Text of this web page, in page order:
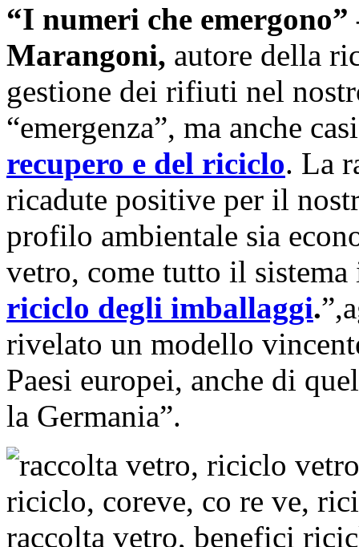
“I numeri che
Marangoni, autore della
gestione dei rifiuti nel
“emergenza”, ma anche
recupero e del riciclo. La
ricadute positive per il
profilo ambientale sia
vetro, come tutto il
riciclo degli imballaggi.
rivelato un modello
Paesi europei, anche di
la Germania”.